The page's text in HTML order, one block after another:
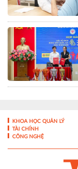
KHOA HỌC QUẢN LÝ
TÀI CHÍNH
CÔNG NGHỆ